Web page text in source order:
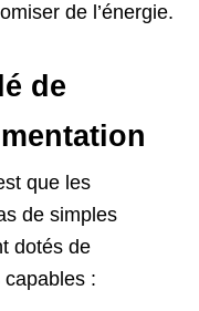
de l’énergie.
de
que les
de simples
dotés de
capables :